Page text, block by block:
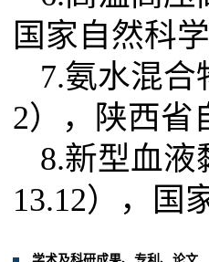
国家自然科
7.氨水混合
2），陕西省
8.新型血液
13.12），国